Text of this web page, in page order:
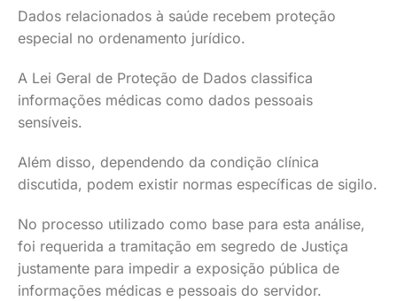
Dados relacionados à saúde recebem proteção
especial no ordenamento jurídico.
A Lei Geral de Proteção de Dados classifica
informações médicas como dados pessoais
sensíveis.
Além disso, dependendo da condição clínica
discutida, podem existir normas específicas de sigilo.
No processo utilizado como base para esta análise,
foi requerida a tramitação em segredo de Justiça
justamente para impedir a exposição pública de
informações médicas e pessoais do servidor.